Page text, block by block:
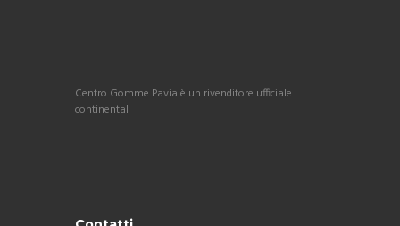
Centro Gomme Pavia è un rivenditore ufficiale
continental